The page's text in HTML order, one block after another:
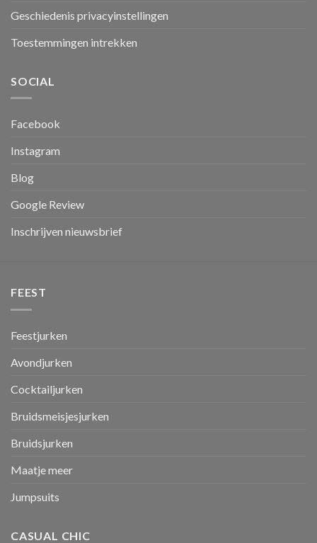
Geschiedenis privacyinstellingen
Toestemmingen intrekken
SOCIAL
Facebook
Instagram
Blog
Google Review
Inschrijven nieuwsbrief
FEEST
Feestjurken
Avondjurken
Cocktailjurken
Bruidsmeisjesjurken
Bruidsjurken
Maatje meer
Jumpsuits
CASUAL CHIC